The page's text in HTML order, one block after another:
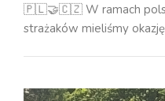
🇵🇱🤝🇨🇿 W ramach
strażaków mieliśmy